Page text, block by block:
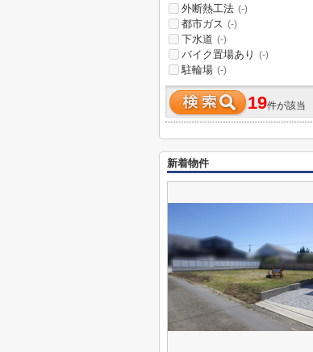
外断熱工法 (-)
都市ガス (-)
下水道 (-)
バイク置場あり (-)
駐輪場 (-)
19件が該当
新着物件